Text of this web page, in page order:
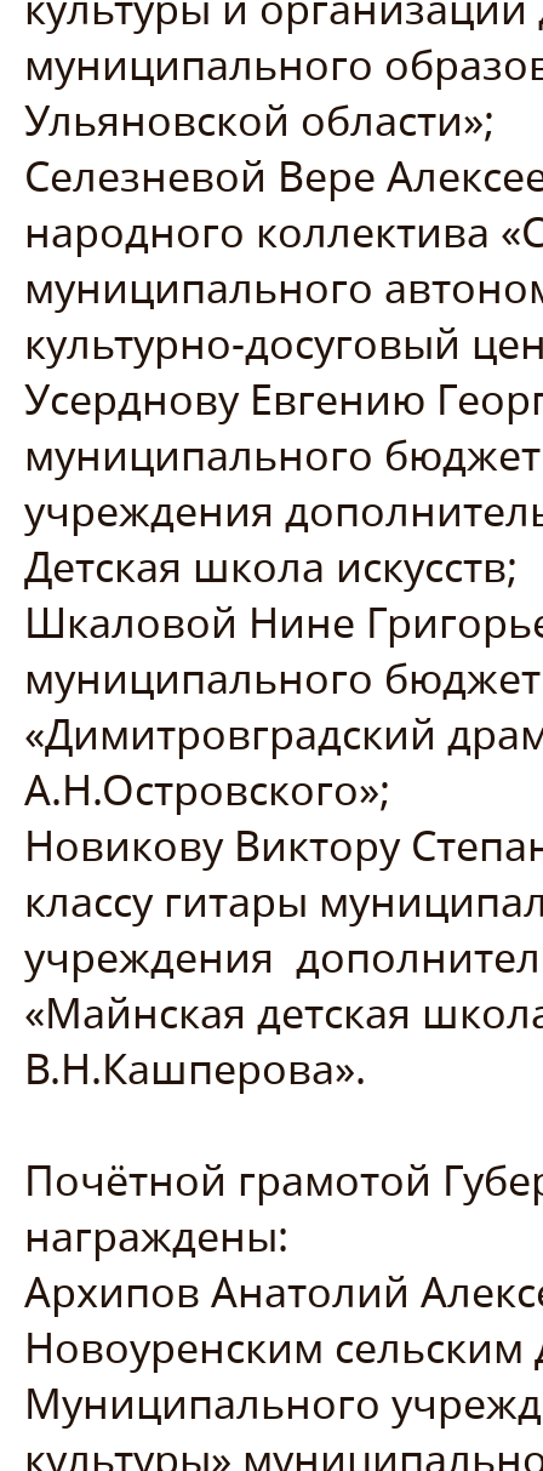
муниципального
Ульяновской области»;
Селезневой Вере
народного коллектива
муниципального
культурно-досуговый
Усерднову Евгению
муниципального
учреждения
Детская школа искусств;
Шкаловой Нине
муниципального
«Димитровградский
А.Н.Островского»;
Новикову Виктору
классу гитары
учреждения
«Майнская детская
В.Н.Кашперова».
Почётной грамотой
награждены:
Архипов Анатолий
Новоуренским
Муниципального
культуры»